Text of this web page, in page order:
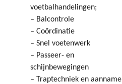
voetbalhandelingen;
– Balcontrole
– Coördinatie
– Snel voetenwerk
– Passeer- en
schijnbewegingen
– Traptechniek en aanname